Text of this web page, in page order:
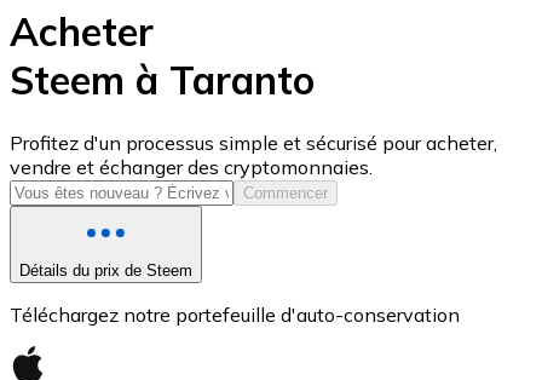
USD Coin
USDC
Acheter
Steem à Taranto
Profitez d'un processus simple et sécurisé pour acheter,
vendre et échanger des cryptomonnaies.
Commencer
Détails du prix de Steem
Téléchargez notre portefeuille d'auto-conservation